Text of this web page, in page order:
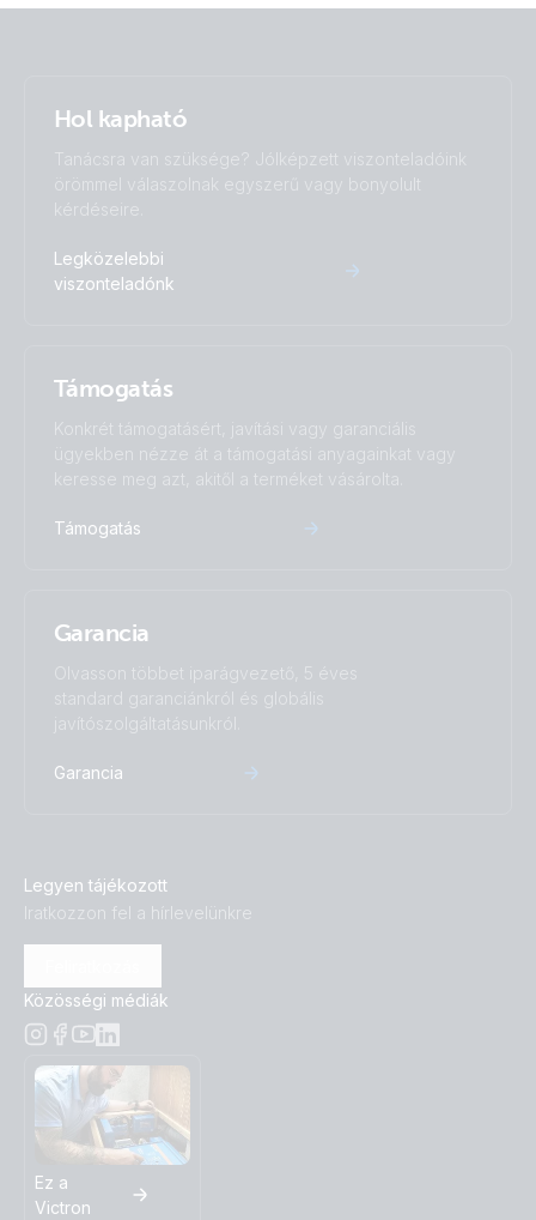
Hol kapható
Tanácsra van szüksége? Jólképzett viszonteladóink
örömmel válaszolnak egyszerű vagy bonyolult
kérdéseire.
Legközelebbi
viszonteladónk
Támogatás
Konkrét támogatásért, javítási vagy garanciális
ügyekben nézze át a támogatási anyagainkat vagy
keresse meg azt, akitől a terméket vásárolta.
Támogatás
Garancia
Olvasson többet iparágvezető, 5 éves
standard garanciánkról és globális
javítószolgáltatásunkról.
Garancia
Legyen tájékozott
Iratkozzon fel a hírlevelünkre
Közösségi médiák
Ez a
Victron